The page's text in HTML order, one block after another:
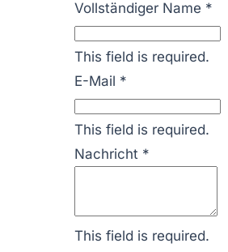
Vollständiger Name *
This field is required.
E-Mail *
This field is required.
Nachricht *
This field is required.